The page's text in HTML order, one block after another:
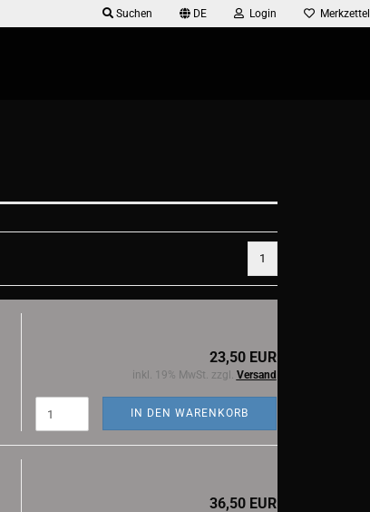
Suchen DE Login Merkzettel
1
23,50 EUR
inkl. 19% MwSt. zzgl. Versand
IN DEN WARENKORB
36,50 EUR